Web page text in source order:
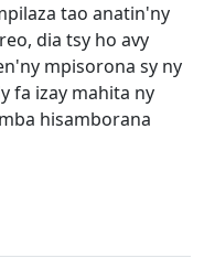
tao anatin'ny
dia tsy ho avy
mpisorona sy ny
fa izay mahita ny
hisamborana